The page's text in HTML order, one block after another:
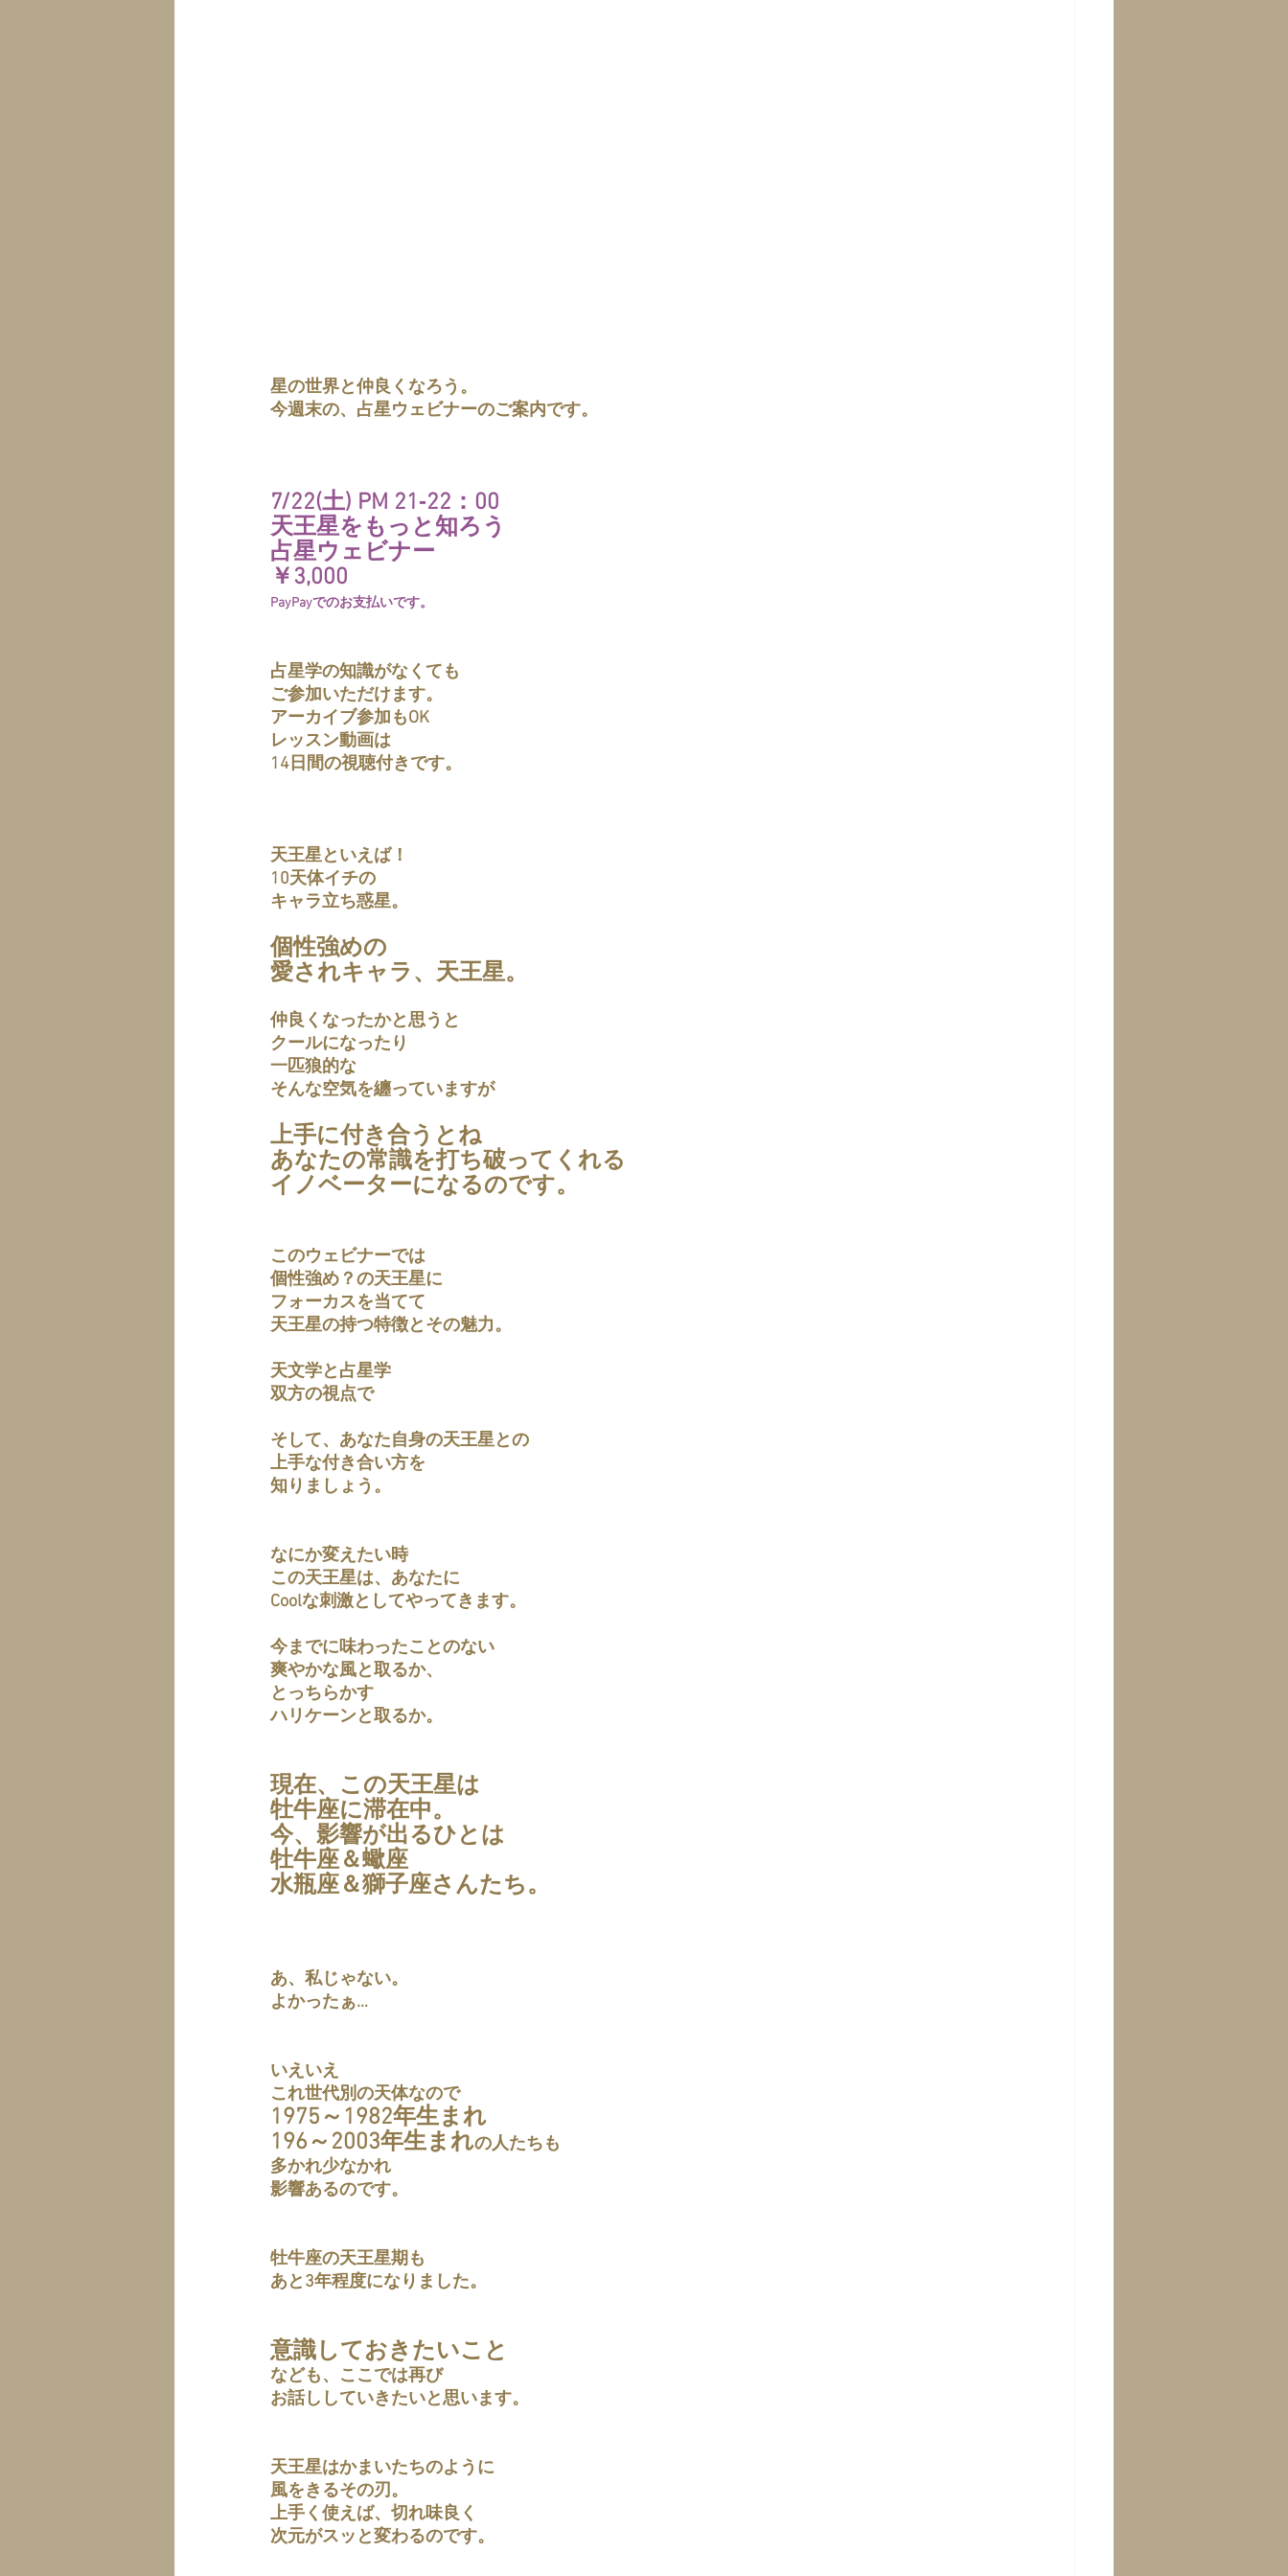
星の世界と仲良くなろう。
今週末の、占星ウェビナーのご案内です。
7/22(土) PM 21‐22：00
天王星をもっと知ろう
占星ウェビナー
￥3,000
PayPayでのお支払いです。
占星学の知識がなくても
ご参加いただけます。
アーカイブ参加もOK
レッスン動画は
14日間の視聴付きです。
天王星といえば！
10天体イチの
キャラ立ち惑星。
個性強めの
愛されキャラ、天王星。
仲良くなったかと思うと
クールになったり
一匹狼的な
そんな空気を纏っていますが
上手に付き合うとね
あなたの常識を打ち破ってくれる
イノベーターになるのです。
このウェビナーでは
個性強め？の天王星に
フォーカスを当てて
天王星の持つ特徴とその魅力。
天文学と占星学
双方の視点で
そして、あなた自身の天王星との
上手な付き合い方を
知りましょう。
なにか変えたい時
この天王星は、あなたに
Coolな刺激としてやってきます。
今までに味わったことのない
爽やかな風と取るか、
とっちらかす
ハリケーンと取るか。
現在、この天王星は
牡牛座に滞在中。
今、影響が出るひとは
牡牛座＆蠍座
水瓶座＆獅子座さんたち。
あ、私じゃない。
よかったぁ…
いえいえ
これ世代別の天体なので
1975～1982年生まれ
196～2003年生まれの人たちも
多かれ少なかれ
影響あるのです。
牡牛座の天王星期も
あと3年程度になりました。
意識しておきたいこと
なども、ここでは再び
お話ししていきたいと思います。
天王星はかまいたちのように
風をきるその刃。
上手く使えば、切れ味良く
次元がスッと変わるのです。